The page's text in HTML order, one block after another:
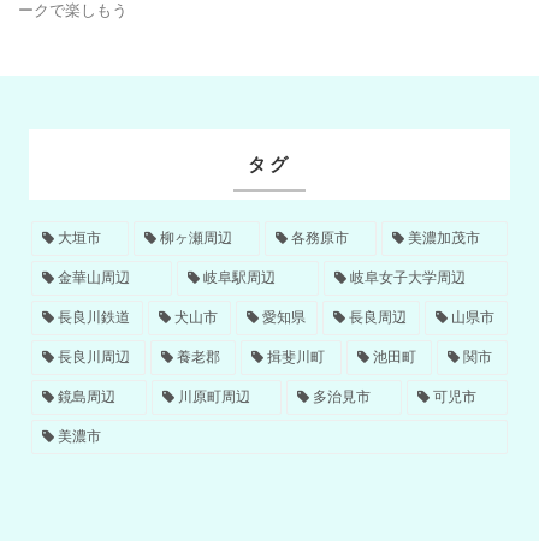
ークで楽しもう
タグ
大垣市 柳ヶ瀬周辺 各務原市 美濃加茂市
金華山周辺 岐阜駅周辺 岐阜女子大学周辺
長良川鉄道 犬山市 愛知県 長良周辺 山県市
長良川周辺 養老郡 揖斐川町 池田町 関市
鏡島周辺 川原町周辺 多治見市 可児市
美濃市